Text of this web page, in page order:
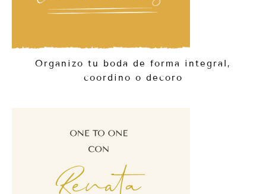
Organizo tu boda de forma integral,
coordino o decoro